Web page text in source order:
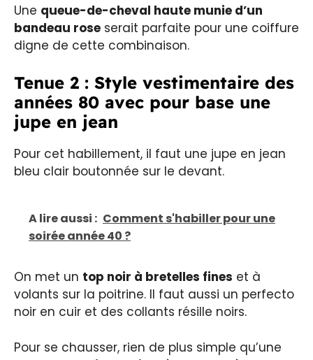
Une queue-de-cheval haute munie d’un
bandeau rose serait parfaite pour une coiffure
digne de cette combinaison.
Tenue 2 : Style vestimentaire des
années 80 avec pour base une
jupe en jean
Pour cet habillement, il faut une jupe en jean
bleu clair boutonnée sur le devant.
A lire aussi : Comment s'habiller pour une
soirée année 40 ?
On met un top noir à bretelles fines et à
volants sur la poitrine. Il faut aussi un perfecto
noir en cuir et des collants résille noirs.
Pour se chausser, rien de plus simple qu’une